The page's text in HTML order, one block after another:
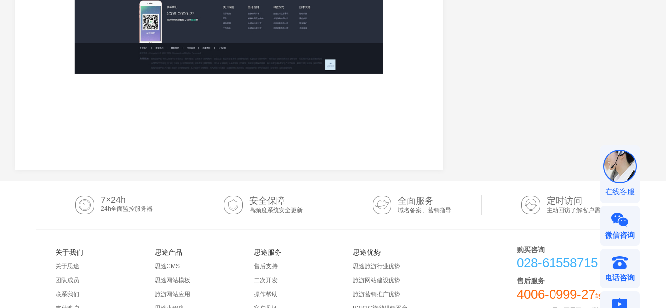
7×24h
24h全面监控服务器
安全保障
高频度系统安全更新
全面服务
域名备案、营销指导
定时访问
主动回访了解客户需求
关于我们
关于思途
团队成员
联系我们
思途产品
思途CMS
思途网站模板
旅游网站应用
思途服务
售后支持
二次开发
操作帮助
思途优势
思途旅游行业优势
旅游网站建设优势
旅游营销推广优势
购买咨询
028-61558715
售后服务
4006-0999-27转4
在线客服
微信咨询
电话咨询